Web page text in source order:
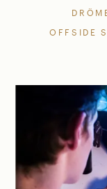
OFFSIDE